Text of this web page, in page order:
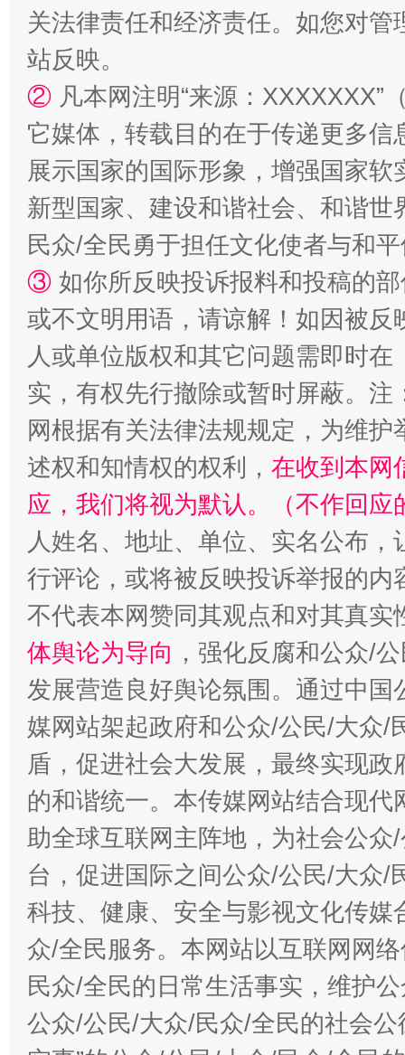
招工难、用工荒背后
关法律责任和经济责任。如您对
站反映。
② 凡本网注明“来源：
它媒体，转载目的在于传递更多
展示国家的国际形象，增强国家
新型国家、建设和谐社会、和谐
民众/全民勇于担任文化使者与和
③ 如你所反映投诉报料和投稿的
或不文明用语，请谅解！如因被
人或单位版权和其它问题需即时在
实，有权先行撤除或暂时屏蔽。
网根据有关法律法规规定，为维
述权和知情权的权利， 在收到本网
应，我们将视为默认。（不作回应
人姓名、地址、单位、实名公布
行评论，或将被反映投诉举报的
不代表本网赞同其观点和对其真实
体舆论为导向 ，强化反腐和公众/
发展营造良好舆论氛围。通过中
媒网站架起政府和公众/公民/大众/
盾，促进社会大发展，最终实现
的和谐统一。本传媒网站结合现
助全球互联网主阵地，为社会公
台，促进国际之间公众/公民/大众/
科技、健康、安全与影视文化传
众/全民服务。本网站以互联网网
民众/全民的日常生活事实，维护
公众/公民/大众/民众/全民的社会公